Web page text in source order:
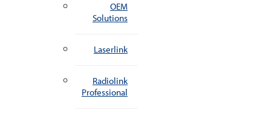
OEM
Solutions
Laserlink
Radiolink
Professional